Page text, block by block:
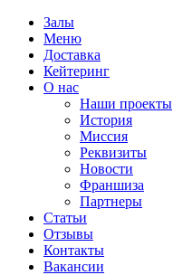
Залы
Меню
Доставка
Кейтеринг
О нас
Наши проекты
История
Миссия
Реквизиты
Новости
Франшиза
Партнеры
Статьи
Отзывы
Контакты
Вакансии